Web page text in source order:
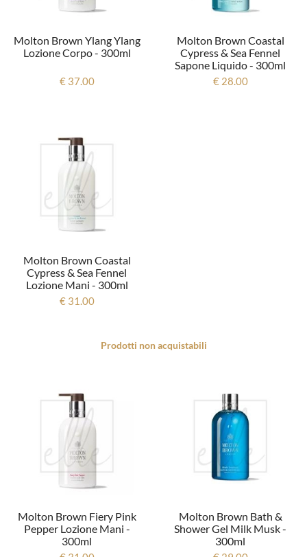
Molton Brown Ylang Ylang
Lozione Corpo - 300ml
€ 37.00
Molton Brown Coastal
Cypress & Sea Fennel
Sapone Liquido - 300ml
€ 28.00
Molton Brown Coastal
Cypress & Sea Fennel
Lozione Mani - 300ml
€ 31.00
Prodotti non acquistabili
Molton Brown Fiery Pink
Pepper Lozione Mani -
300ml
Molton Brown Bath &
Shower Gel Milk Musk -
300ml